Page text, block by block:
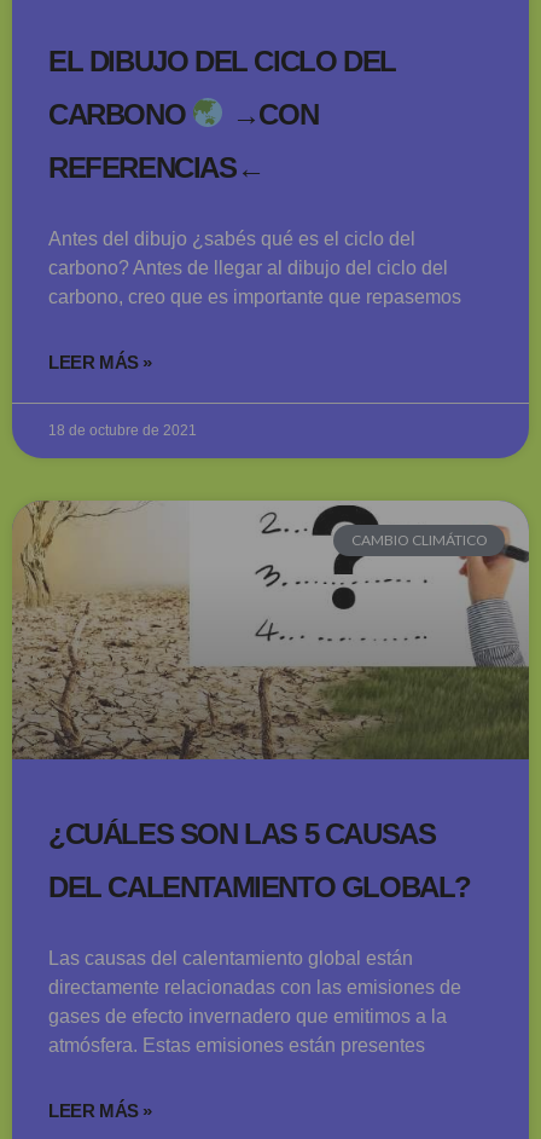
EL DIBUJO DEL CICLO DEL
CARBONO
→CON
REFERENCIAS←
Antes del dibujo ¿sabés qué es el ciclo del
carbono? Antes de llegar al dibujo del ciclo del
carbono, creo que es importante que repasemos
LEER MÁS »
18 de octubre de 2021
CAMBIO CLIMÁTICO
¿CUÁLES SON LAS 5 CAUSAS
DEL CALENTAMIENTO GLOBAL?
Las causas del calentamiento global están
directamente relacionadas con las emisiones de
gases de efecto invernadero que emitimos a la
atmósfera. Estas emisiones están presentes
LEER MÁS »